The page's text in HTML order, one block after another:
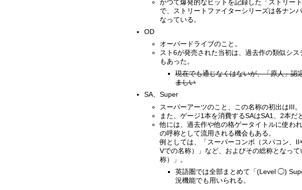
かつて爆発的なヒットを記録した「ストリー
で、ストリートファイターシリーズは各ナン
なっている。
OD
オーバードライブのこと。
スト6が発売された当初は、過去作の類似シ
もあった。
現在でも通じなくはないが、「原人」認
ましい
SA、Super
スーパーアーツのこと、この名称の初出はIII。
また、ゲージ1本を消費するSAはSA1、2本だ
他には、過去作や他の格ゲータイトルに使わ
の呼称として流用される機会もある。
例としては、「スーパーコンボ（スパコン、
Vでの名称）」など、およびその総称となっ
称）」。
英語圏では全部まとめて「(Level ◯)
況機能でも用いられる。